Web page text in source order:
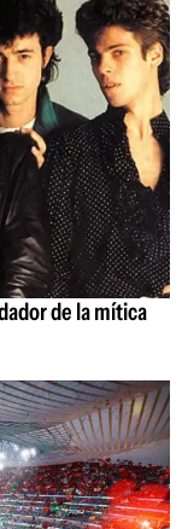
de la mítica